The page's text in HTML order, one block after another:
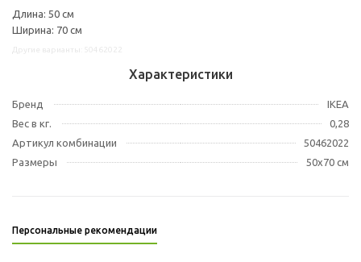
Длина: 50 см
Ширина: 70 см
Характеристики
Бренд
IKEA
Вес в кг.
0,28
Артикул комбинации
50462022
Размеры
50x70 см
Персональные рекомендации